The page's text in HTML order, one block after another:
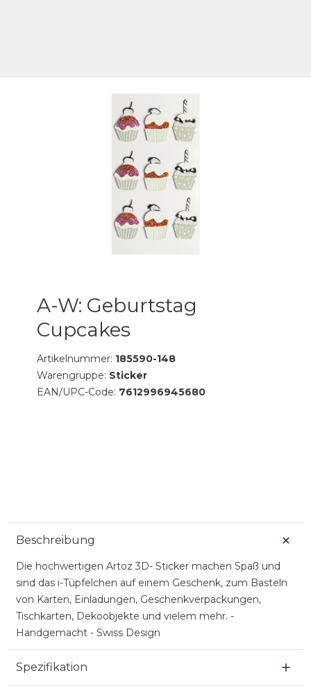
A-W: Geburtstag
Cupcakes
Artikelnummer: 185590-148
Warengruppe: Sticker
EAN/UPC-Code: 7612996945680
Beschreibung
Die hochwertigen Artoz 3D- Sticker machen Spaß und
sind das i-Tüpfelchen auf einem Geschenk, zum Basteln
von Karten, Einladungen, Geschenkverpackungen,
Tischkarten, Dekoobjekte und vielem mehr. -
Handgemacht - Swiss Design
Spezifikation